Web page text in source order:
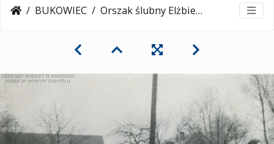
BUKOWIEC Orszak ślubny Elżbiety i Jerzego Sucharzewskich